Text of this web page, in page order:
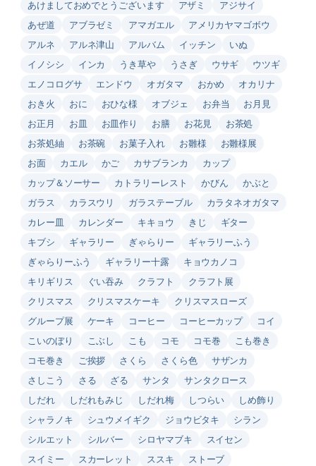
あけましておめでとうございます アザミ
アジサイ
あぜ道
アブラゼミ アマガエル
アメリカヤマゴボウ
アルネ
アルネ津山 アルバム イッチン
いぬ
イノシシ
インカ うき草や うさぎ ウサギ
ウツギ
エノコログサ
エンドウ オガタマ おかめ
オカリナ
おき火
おに おひな様 オブジェ お弁当
お月見
お正月
お皿 お皿作り お膳 お花見
お茶処
お茶処紬
お茶碗 お菓子入れ お雛様
お雛様展
お面
カエル かご カサブランカ
カップ
カップ＆ソーサー
カトラリーレスト かびん
かぶと
ガラス
カラスウリ ガラステーブル
カラタネオガタマ
カレー皿
カレンダー キキョウ きじ
ギター
キブシ
ギャラリー ぎゃらりー
ギャラリーふう
ぎゃらりーふう
ギャラリー十露
キョウカノコ
キリギリス
ぐい吞み クラフト
クラフト展
クリスマス
クリスマスケーキ
クリスマスローズ
グループ展
ケーキ コーヒー コーヒーカップ
コイ
こいのぼり
こぶし こも コモ コモ巻
こも巻き
コモ巻き
ご挨拶 さくら さくら色
サザンカ
さしこう
さる ざる サンタ
サンタクロース
しだれ
しだれもみじ しだれ梅 しつらい
しめ飾り
シャラノキ
シュウメイギク ジョウビタキ
シラン
シルエット
シルバー シロヤマブキ
スイセン
スイミー
スカーレット ススキ
ストーブ